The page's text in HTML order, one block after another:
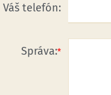
Váš telefón:
Správa: